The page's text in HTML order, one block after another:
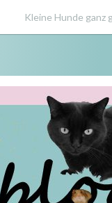
Kleine Hunde ganz